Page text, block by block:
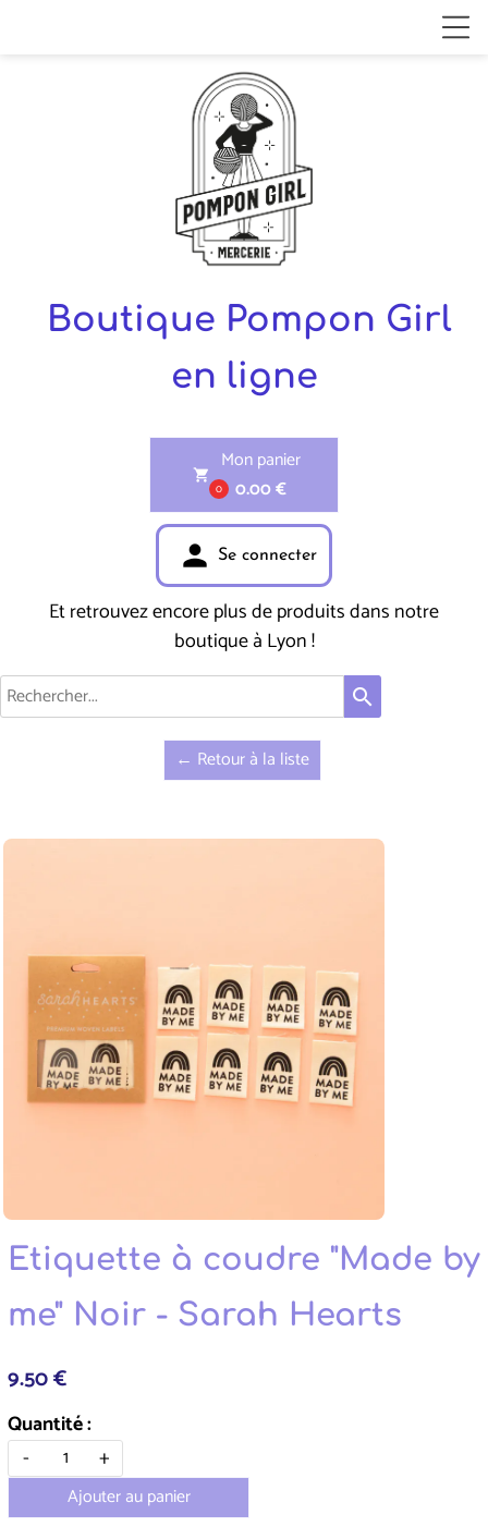
Boutique Pompon Girl
en ligne
shopping_cart
0
Mon panier
0.00 €
person Se connecter
Et retrouvez encore plus de produits dans notre
boutique à Lyon !
search
← Retour à la liste
Etiquette à coudre "Made by
me" Noir - Sarah Hearts
9.50 €
Quantité :
-
+
Ajouter au panier